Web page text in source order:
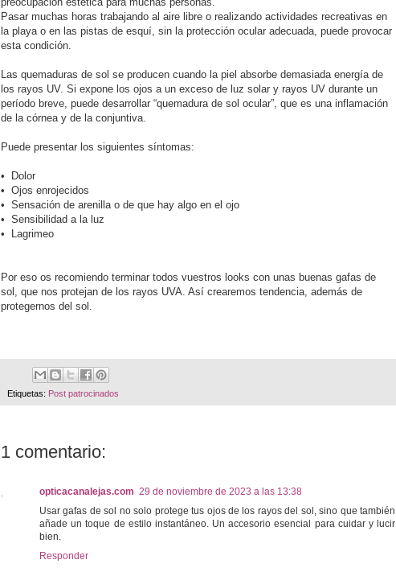
Pasar muchas horas trabajando al aire libre o realizando actividades recreativas en
la playa o en las pistas de esquí, sin la protección ocular adecuada, puede provocar
esta condición.
Las quemaduras de sol se producen cuando la piel absorbe demasiada energía de
los rayos UV. Si expone los ojos a un exceso de luz solar y rayos UV durante un
período breve, puede desarrollar “quemadura de sol ocular”, que es una inflamación
de la córnea y de la conjuntiva.
Puede presentar los siguientes síntomas:
•
Dolor
• Ojos enrojecidos
• Sensación de arenilla o de que hay algo en el ojo
• Sensibilidad a la luz
•
Lagrimeo
Por eso os recomiendo terminar todos vuestros looks con unas buenas gafas de
sol, que nos protejan de los rayos UVA. Así crearemos tendencia, además de
protegernos del sol.
Etiquetas: Post patrocinados
1 comentario:
opticacanalejas.com 29 de noviembre de 2023 a las 13:38
Usar gafas de sol no solo protege tus ojos de los rayos del sol, sino que también
añade un toque de estilo instantáneo. Un accesorio esencial para cuidar y lucir
bien.
Responder